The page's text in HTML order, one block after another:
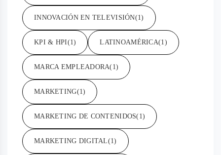
INNOVACIÓN EN TELEVISIÓN(1)
KPI & HPI(1) LATINOAMÉRICA(1)
MARCA EMPLEADORA(1)
MARKETING(1)
MARKETING DE CONTENIDOS(1)
MARKETING DIGITAL(1)